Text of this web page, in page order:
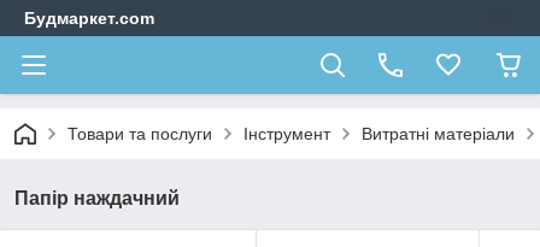
Будмаркет.com
Товари та послуги Інструмент Витратні матеріали
Папір наждачний